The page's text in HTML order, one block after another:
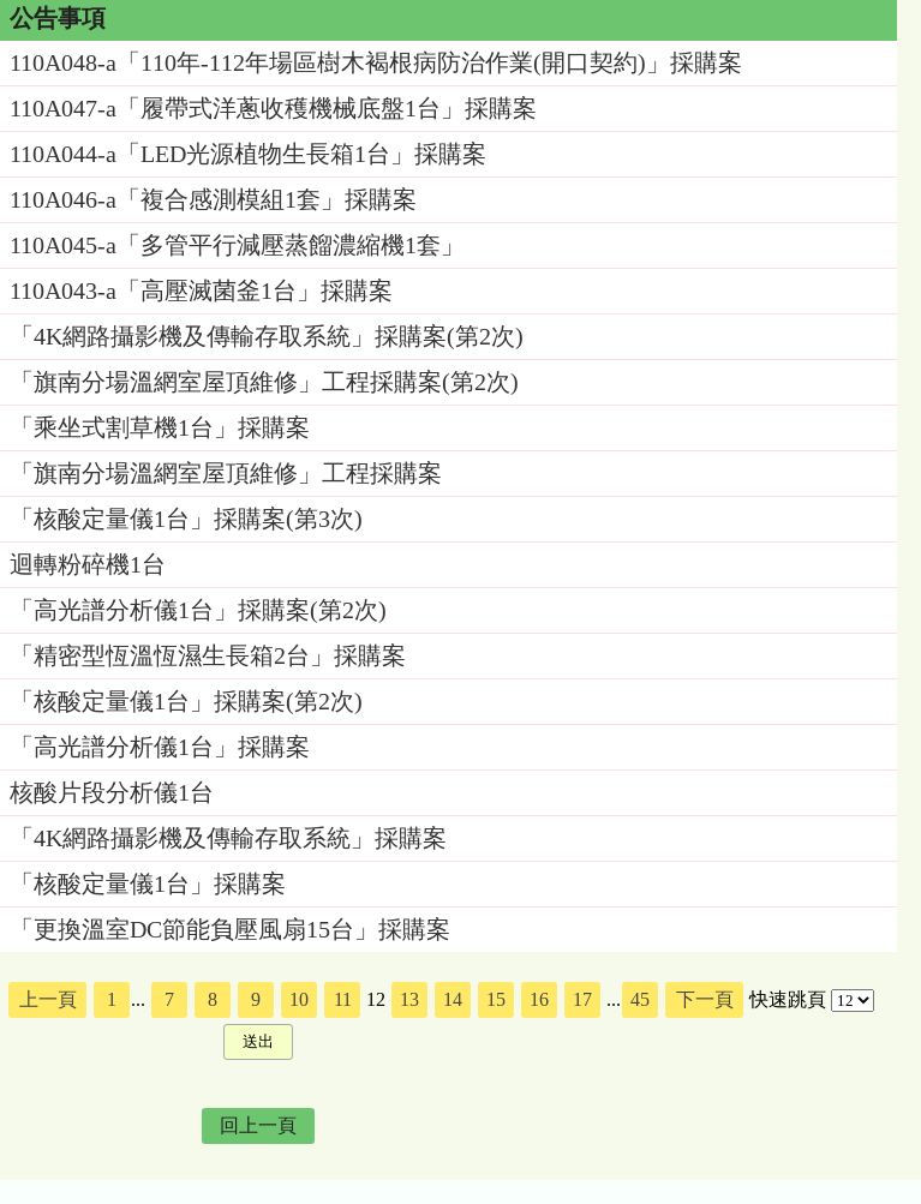
公告事項
110A048-a「110年-112年場區樹木褐根病防治作業(開口契約)」採購案
110A047-a「履帶式洋蔥收穫機械底盤1台」採購案
110A044-a「LED光源植物生長箱1台」採購案
110A046-a「複合感測模組1套」採購案
110A045-a「多管平行減壓蒸餾濃縮機1套」
110A043-a「高壓滅菌釜1台」採購案
「4K網路攝影機及傳輸存取系統」採購案(第2次)
「旗南分場溫網室屋頂維修」工程採購案(第2次)
「乘坐式割草機1台」採購案
「旗南分場溫網室屋頂維修」工程採購案
「核酸定量儀1台」採購案(第3次)
迴轉粉碎機1台
「高光譜分析儀1台」採購案(第2次)
「精密型恆溫恆濕生長箱2台」採購案
「核酸定量儀1台」採購案(第2次)
「高光譜分析儀1台」採購案
核酸片段分析儀1台
「4K網路攝影機及傳輸存取系統」採購案
「核酸定量儀1台」採購案
「更換溫室DC節能負壓風扇15台」採購案
上一頁 1 ... 7 8 9 10 11 12 13 14 15 16 17 ... 45 下一頁 快速跳頁
回上一頁